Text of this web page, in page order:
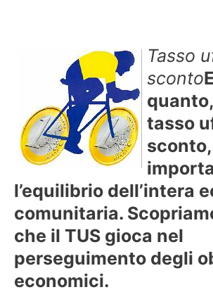
Tasso
sconto
tasso
l’equilibrio dell’intera
comunitaria.
che il TUS gioca nel
perseguimento degli
economici.